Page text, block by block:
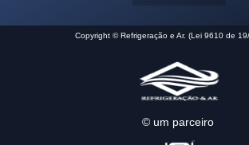
Copyright © Refrigeração e Ar. (Lei 9610 de
© um parceiro